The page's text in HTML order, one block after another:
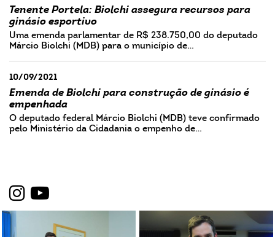
Tenente Portela: Biolchi assegura recursos para
ginásio esportivo
Uma emenda parlamentar de R$ 238.750,00 do deputado
Márcio Biolchi (MDB) para o município de…
10/09/2021
Emenda de Biolchi para construção de ginásio é
empenhada
O deputado federal Márcio Biolchi (MDB) teve confirmado
pelo Ministério da Cidadania o empenho de…